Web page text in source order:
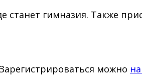
гимназия. Также
можно